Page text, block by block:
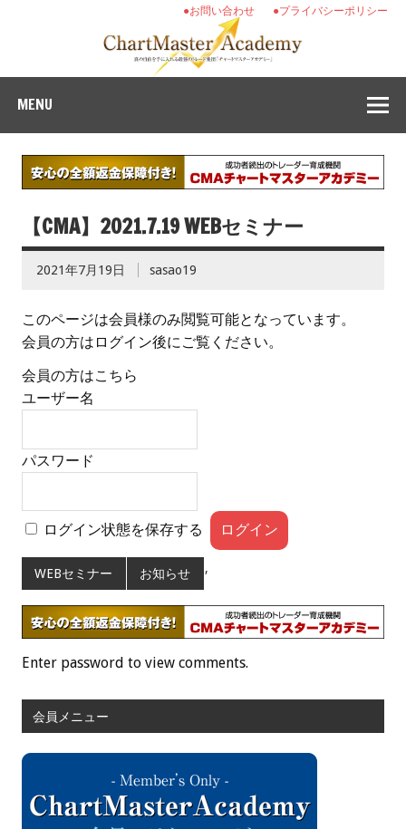
●プライバシーポリシー
●お問い合わせ
MENU
【CMA】2021.7.19 WEBセミナー
2021年7月19日 sasao19
このページは会員様のみ閲覧可能となっています。
会員の方はログイン後にご覧ください。
会員の方はこちら
ユーザー名
パスワード
ログイン状態を保存する
WEBセミナー ,
お知らせ
Enter password to view comments.
会員メニュー